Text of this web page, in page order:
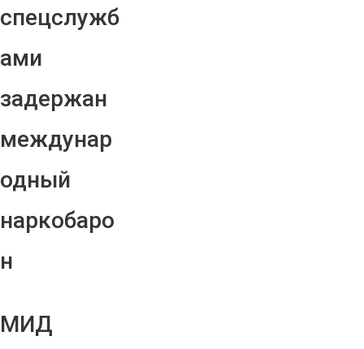
спецслужб
ами
задержан
междунар
одный
наркобаро
н
МИД